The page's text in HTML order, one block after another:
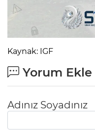
Kaynak: IGF
Yorum Ekle
Adınız Soyadınız